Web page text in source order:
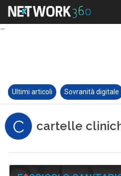
Ultimi articoli Sovranità digitale
C cartelle